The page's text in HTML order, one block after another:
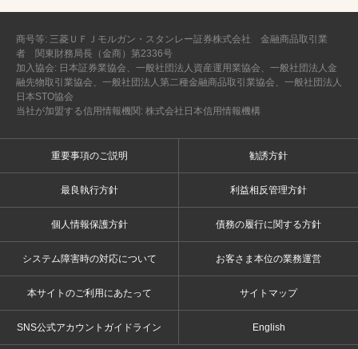
商号等: 三菱ＵＦＪモルガン・スタンレー証券株式会社 金融商品取引業
者 関東財務局長（金商）第2336号
加入協会: 日本証券業協会、一般社団法人資産運用業協会、一般社団法人金
融先物取引業協会、一般社団法人第二種金融商品取引業協会、一般社団法人
日本STO協会
当社が加盟する信用情報機関: 株式会社日本信用情報機構
重要事項のご説明 勧誘方針
最良執行方針 利益相反管理方針
個人情報保護方針 債務の履行に関する方針
システム障害時の対応について お客さま本位の業務運営
本サイトのご利用にあたって サイトマップ
SNS公式アカウントガイドライン English